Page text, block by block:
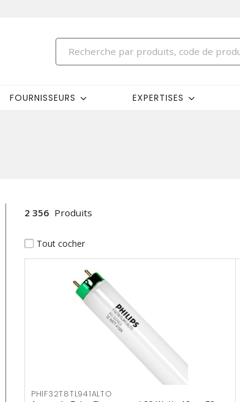
FOURNISSEURS EXPERTISES
2 356 Produits
Tout cocher
PHIF32T8TL941ALTO